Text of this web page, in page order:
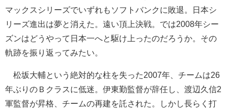
マックスシリーズでいずれもソフトバンクに敗退。日本シ
リーズ進出は夢と消えた。遠い頂上決戦。では2008年シー
ズンはどうやって日本一へと駆け上ったのだろうか。その
軌跡を振り返ってみたい。
松坂大輔という絶対的な柱を失った2007年、チームは26
年ぶりのＢクラスに低迷。伊東勤監督が辞任し、渡辺久信2
軍監督が昇格、チームの再建を託された。しかし長らく打